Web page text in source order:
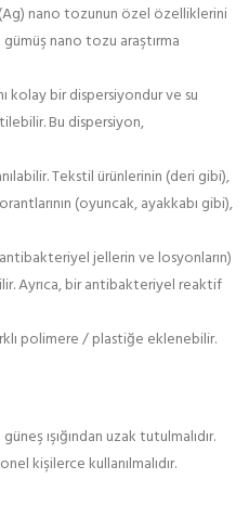
nano tozunun özel özelliklerini
nano tozu araştırma
kolay bir dispersiyondur ve su
Bu dispersiyon,
Tekstil ürünlerinin (deri gibi),
(oyuncak, ayakkabı gibi),
jellerin ve losyonların)
Ayrıca, bir antibakteriyel reaktif
polimere / plastiğe eklenebilir.
ışığından uzak tutulmalıdır.
kişilerce kullanılmalıdır.